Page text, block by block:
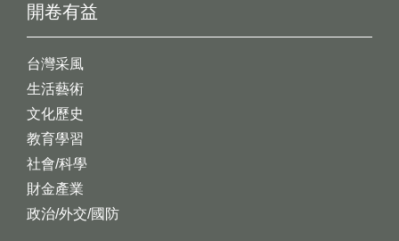
開卷有益
台灣采風
生活藝術
文化歷史
教育學習
社會/科學
財金產業
政治/外交/國防